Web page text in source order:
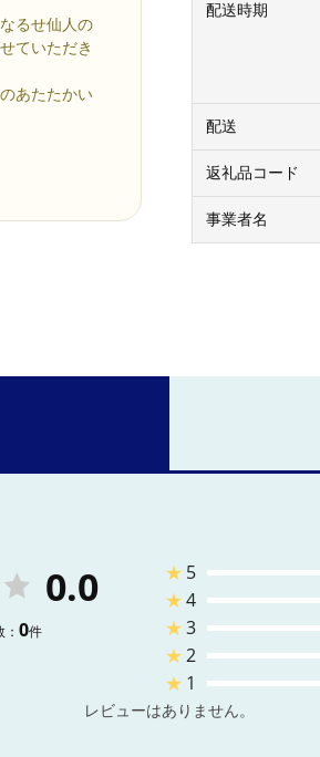
るせ仙人の
ていただき
あたたかい
配送時期
配送
返礼品コード
事業者名
0.0
0件
★ 5
★4
★3
★2
★ 1
レビューはありません。